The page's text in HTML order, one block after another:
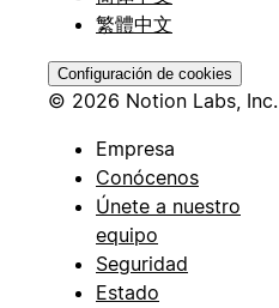
繁體中文
Configuración de cookies
© 2026 Notion Labs, Inc.
Empresa
Conócenos
Únete a nuestro
equipo
Seguridad
Estado